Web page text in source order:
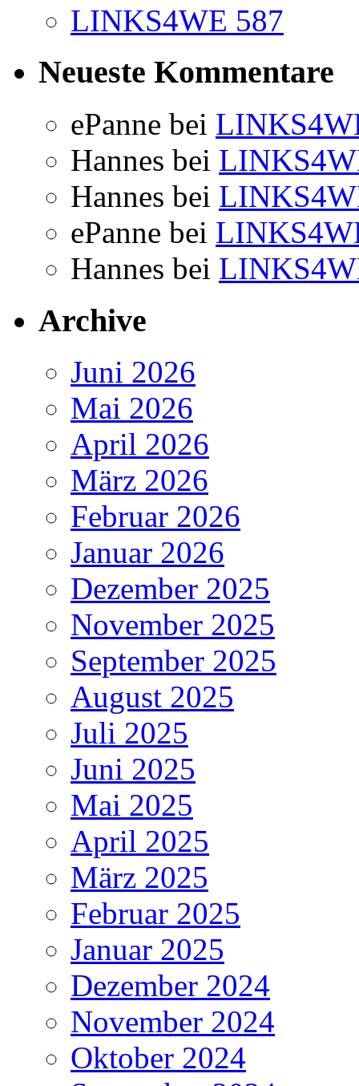
LINKS4WE 587
Neueste Kommentare
ePanne bei
Hannes bei
Hannes bei
ePanne bei
Hannes bei
Archive
Juni 2026
Mai 2026
April 2026
März 2026
Februar 2026
Januar 2026
Dezember 2025
November 2025
September 2025
August 2025
Juli 2025
Juni 2025
Mai 2025
April 2025
März 2025
Februar 2025
Januar 2025
Dezember 2024
November 2024
Oktober 2024